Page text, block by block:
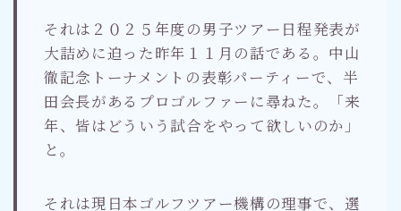
それは２０２５年度の男子ツアー日程発表が
大詰めに迫った昨年１１月の話である。中山
徹記念トーナメントの表彰パーティーで、半
田会長があるプロゴルファーに尋ねた。「来
年、皆はどういう試合をやって欲しいのか」
と。
それは現日本ゴルフツアー機構の理事で、選